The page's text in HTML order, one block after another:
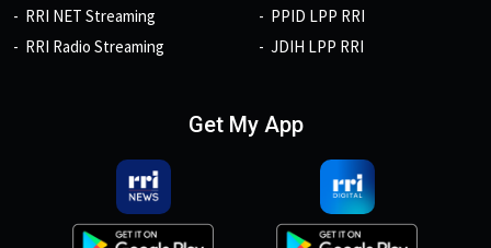
RRI NET Streaming
RRI Radio Streaming
PPID LPP RRI
JDIH LPP RRI
Get My App